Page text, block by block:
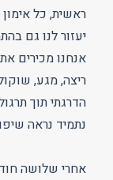
ראשית, כל
יעזור לנו גם
אנחנו מכירים
ריצה, מגע,
הדרגתי תוך
נתמיד נראה
אחרי שלושה